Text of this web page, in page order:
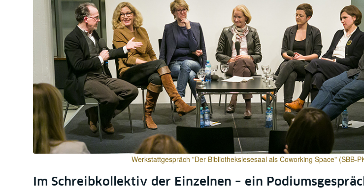
Werkstattgespräch "Der Bibliothekslesesaal als Coworking Space" (SBB-
Im Schreibkollektiv der Einzelnen – ein